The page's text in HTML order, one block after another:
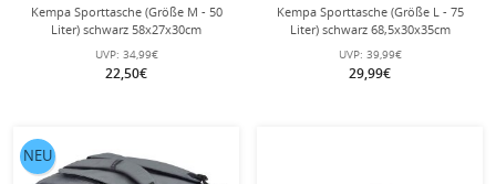
Kempa Sporttasche (Größe M - 50
Liter) schwarz 58x27x30cm
UVP: 34,99€
22,50€
Kempa Sporttasche (Größe L - 75
Liter) schwarz 68,5x30x35cm
UVP: 39,99€
29,99€
NEU